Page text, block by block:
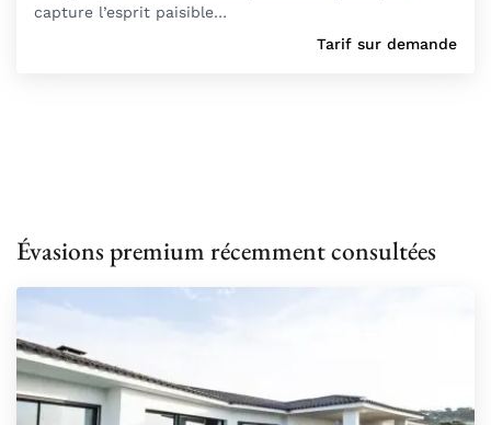
capture l’esprit paisible…
Tarif sur demande
Évasions premium récemment consultées